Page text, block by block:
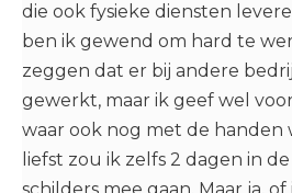
die ook fysieke diensten
ben ik gewend om hard te
zeggen dat er bij andere
gewerkt, maar ik geef wel
waar ook nog met de
liefst zou ik zelfs 2 dagen in